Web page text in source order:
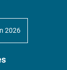
2026